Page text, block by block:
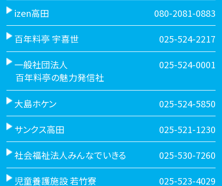
izen高田 080-2081-0883
百年料亭 宇喜世 025-524-2217
一般社団法人
百年料亭の魅力発信社
025-524-0001
大島ホケン 025-524-5850
サンクス高田 025-521-1230
社会福祉法人みんなでいきる 025-530-7260
児童養護施設 若竹寮 025-523-4029